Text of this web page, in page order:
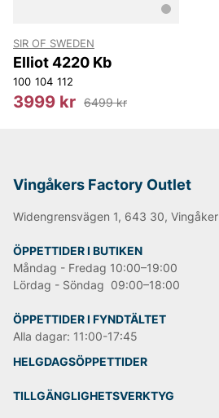
SIR OF SWEDEN
Elliot 4220 Kb
100 104 112
3999 kr 6499 kr
Vingåkers Factory Outlet
Widengrensvägen 1, 643 30, Vingåker
ÖPPETTIDER I BUTIKEN
Måndag - Fredag 10:00–19:00
Lördag - Söndag 09:00–18:00
ÖPPETTIDER I FYNDTÄLTET
Alla dagar: 11:00-17:45
HELGDAGSÖPPETTIDER
TILLGÄNGLIGHETSVERKTYG